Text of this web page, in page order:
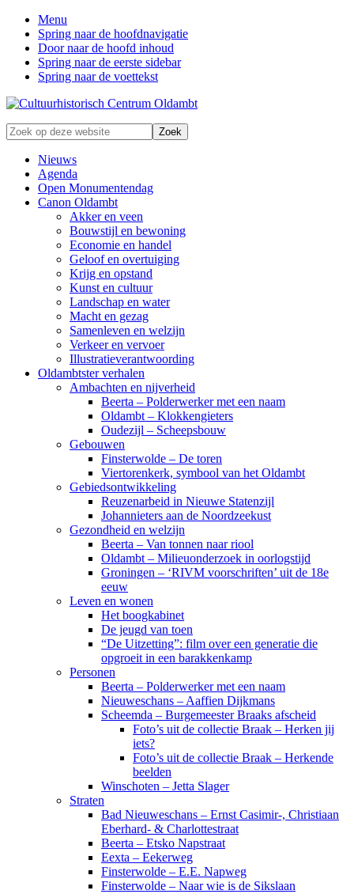
Menu
Spring naar de hoofdnavigatie
Door naar de hoofd inhoud
Spring naar de eerste sidebar
Spring naar de voettekst
Zonder
verleden
geen
toekomst
Zoek
op
deze
website
Nieuws
Agenda
Open Monumentendag
Canon Oldambt
Akker en veen
Bouwstijl en bewoning
Economie en handel
Geloof en overtuiging
Krijg en opstand
Kunst en cultuur
Landschap en water
Macht en gezag
Samenleven en welzijn
Verkeer en vervoer
Illustratieverantwoording
Oldambtster verhalen
Ambachten en nijverheid
Beerta – Polderwerker met een naam
Oldambt – Klokkengieters
Oudezijl – Scheepsbouw
Gebouwen
Finsterwolde – De toren
Viertorenkerk, symbool van het Oldambt
Gebiedsontwikkeling
Reuzenarbeid in Nieuwe Statenzijl
Johannieters aan de Noordzeekust
Gezondheid en welzijn
Beerta – Van tonnen naar riool
Oldambt – Milieuonderzoek in oorlogstijd
Groningen – ‘RIVM voorschriften’ uit de 18e
eeuw
Leven en wonen
Het boogkabinet
De jeugd van toen
“De Uitzetting”: film over een generatie die
opgroeit in een barakkenkamp
Personen
Beerta – Polderwerker met een naam
Nieuweschans – Aaffien Dijkmans
Scheemda – Burgemeester Braaks afscheid
Foto’s uit de collectie Braak – Herken jij
iets?
Foto’s uit de collectie Braak – Herkende
beelden
Winschoten – Jetta Slager
Straten
Bad Nieuweschans – Ernst Casimir-, Christiaan
Eberhard- & Charlottestraat
Beerta – Etsko Napstraat
Eexta – Eekerweg
Finsterwolde – E.E. Napweg
Finsterwolde – Naar wie is de Sikslaan